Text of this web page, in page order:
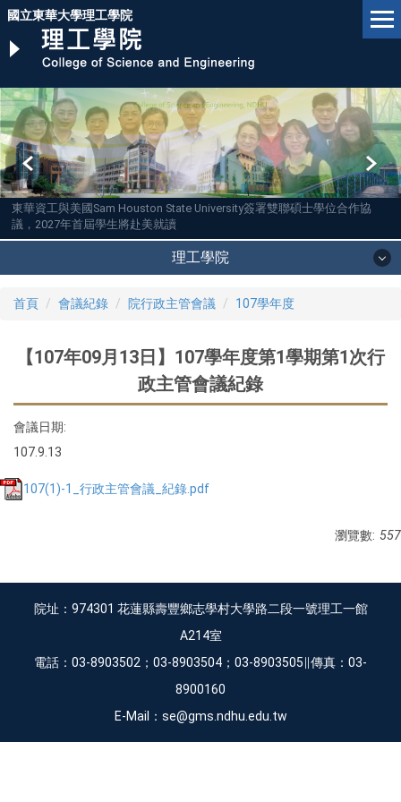
跳
主
內
容
區
國立東華大學理工學院
東華資工與美國Sam Houston State University簽署雙聯碩士學位合作協
議，2027年首屆學生將赴美就讀
理工學院
首頁 會議紀錄 院行政主管會議 107學年度
【107年09月13日】107學年度第1學期第1次行
政主管會議紀錄
會議日期:
107.9.13
107(1)-1_行政主管會議_紀錄.pdf
瀏覽數: 557
院址：974301 花蓮縣壽豐鄉志學村大學路二段一號理工一館
A214室
電話：03-8903502；03-8903504；03-8903505∥傳真：03-
8900160
E-Mail：se@gms.ndhu.edu.tw